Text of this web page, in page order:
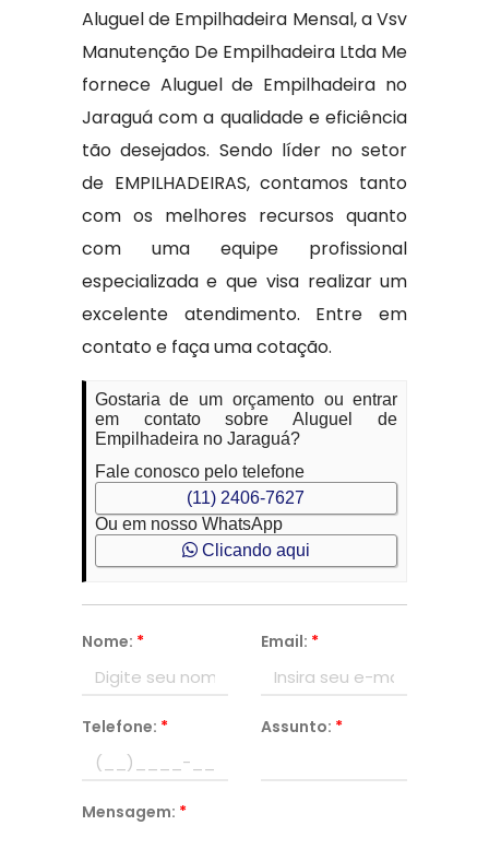
Aluguel de Empilhadeira Mensal, a Vsv
Manutenção De Empilhadeira Ltda Me
fornece Aluguel de Empilhadeira no
Jaraguá com a qualidade e eficiência
tão desejados. Sendo líder no setor
de EMPILHADEIRAS, contamos tanto
com os melhores recursos quanto
com uma equipe profissional
especializada e que visa realizar um
excelente atendimento. Entre em
contato e faça uma cotação.
Gostaria de um orçamento ou entrar
em contato sobre Aluguel de
Empilhadeira no Jaraguá?
Fale conosco pelo telefone
(11) 2406-7627
Ou em nosso WhatsApp
Clicando aqui
Nome: * Email: *
Telefone: * Assunto: *
Mensagem: *